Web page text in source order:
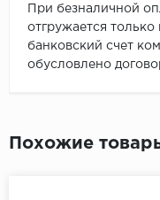
При безналичной
отгружается только
банковский счет
обусловлено
Похожие